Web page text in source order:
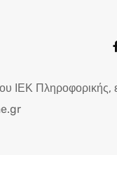
ΙΕΚ Πληροφορικής,